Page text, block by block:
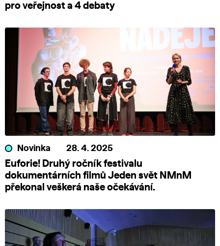
pro veřejnost a 4 debaty
Novinka 28. 4. 2025
Euforie! Druhý ročník festivalu
dokumentárních filmů Jeden svět NMnM
překonal veškerá naše očekávání.